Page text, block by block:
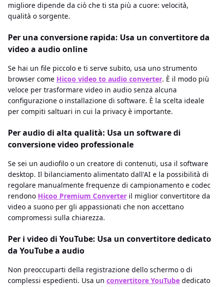
migliore dipende da ciò che ti sta più a cuore: velocità,
qualità o sorgente.
Per una conversione rapida: Usa un convertitore da
video a audio online
Se hai un file piccolo e ti serve subito, usa uno strumento
browser come Hicoo video to audio converter. È il modo più
veloce per trasformare video in audio senza alcuna
configurazione o installazione di software. È la scelta ideale
per compiti saltuari in cui la privacy è importante.
Per audio di alta qualità: Usa un software di
conversione video professionale
Se sei un audiofilo o un creatore di contenuti, usa il software
desktop. Il bilanciamento alimentato dall'AI e la possibilità di
regolare manualmente frequenze di campionamento e codec
rendono Hicoo Premium Converter il miglior convertitore da
video a suono per gli appassionati che non accettano
compromessi sulla chiarezza.
Per i video di YouTube: Usa un convertitore dedicato
da YouTube a audio
Non preoccuparti della registrazione dello schermo o di
complessi espedienti. Usa un convertitore YouTube dedicato